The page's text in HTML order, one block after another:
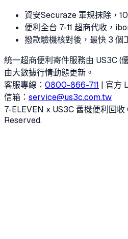
資安Securaze 軍規抹除，
便利全台 7-11 超商代收，
撥款驗機核對後，最快 3 個
統一超商便利寄件服務由 US3C (
由大數據行情動態更新。
客服專線： 0800-866-711 | 官方
信箱： service@us3c.com.tw
7-ELEVEN x US3C 舊機便利回
Reserved.